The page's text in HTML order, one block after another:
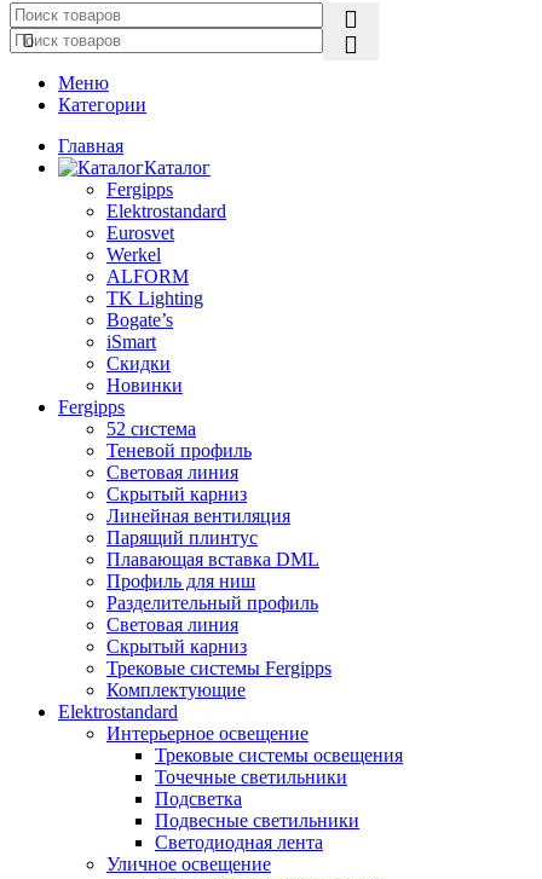
Меню
Категории
Главная
Каталог
Fergipps
Elektrostandard
Eurosvet
Werkel
ALFORM
TK Lighting
Bogate’s
iSmart
Скидки
Новинки
Fergipps
52 система
Теневой профиль
Световая линия
Скрытый карниз
Линейная вентиляция
Парящий плинтус
Плавающая вставка DML
Профиль для ниш
Разделительный профиль
Световая линия
Скрытый карниз
Трековые системы Fergipps
Комплектующие
Elektrostandard
Интерьерное освещение
Трековые системы освещения
Точечные светильники
Подсветка
Подвесные светильники
Светодиодная лента
Уличное освещение